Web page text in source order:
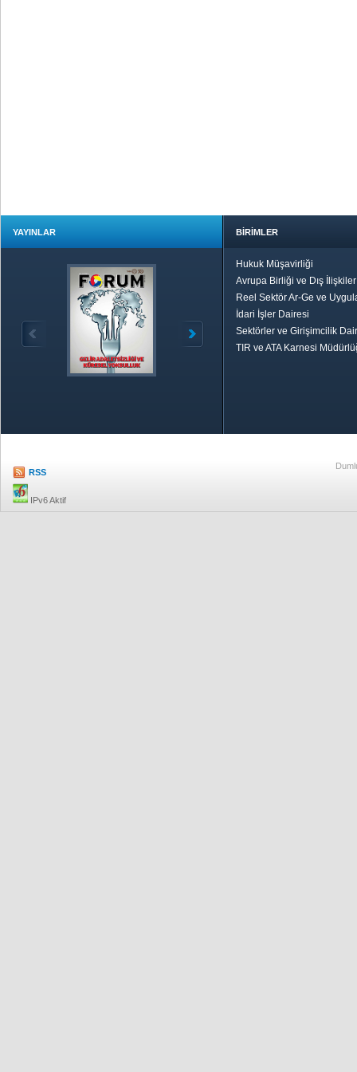
YAYINLAR BİRİMLER
Hukuk Müşavirliği
Avrupa Birliği ve Dış
Reel Sektör Ar-Ge ve
İdari İşler Dairesi
Sektörler ve Girişimcilik
TIR ve ATA Karnesi
RSS
IPv6 Aktif